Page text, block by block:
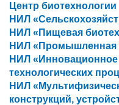
Центр биотехнологии
НИЛ
НИЛ «Пищевая
НИЛ «Промышленная
НИЛ
технологических
НИЛ
конструкций,